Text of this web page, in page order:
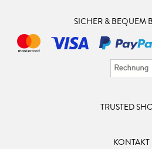
SICHER & BEQUEM
TRUSTED
KONTAKT